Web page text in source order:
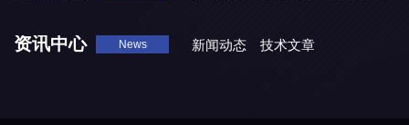
资讯中心 News 新闻动态 技术文章